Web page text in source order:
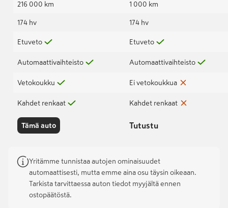
216 000 km
174 hv
Etuveto
Automaattivaihteisto
Vetokoukku
Kahdet renkaat
Tämä auto
1 000 km
174 hv
Etuveto
Automaattivaihteisto
Ei vetokoukkua
Kahdet renkaat
Tutustu
Yritämme tunnistaa autojen ominaisuudet
automaattisesti, mutta emme aina osu täysin oikeaan.
Tarkista tarvittaessa auton tiedot myyjältä ennen
ostopäätöstä.